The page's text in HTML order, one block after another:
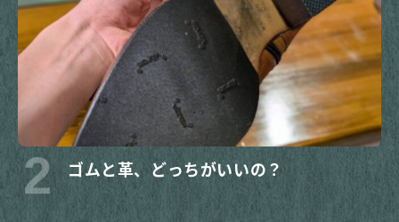
よくある質問
お問い合わせ（LINE）
お問い合わせ（電話）
お問い合わせ（メール）
2 ゴムと革、どっちがいいの？